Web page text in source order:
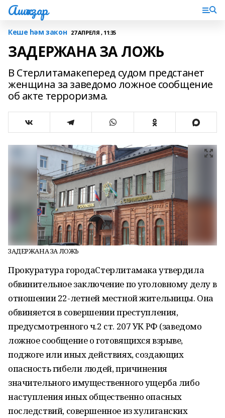
Ашҡаҙар
Кеше һәм закон 27 АПРЕЛЯ , 11:35
ЗАДЕРЖАНА ЗА ЛОЖЬ
В Стерлитамакеперед судом предстанет
женщина за заведомо ложное сообщение
об акте терроризма.
ЗАДЕРЖАНА ЗА ЛОЖЬ
Прокуратура городаСтерлитамака утвердила
обвинительное заключение по уголовному делу в
отношении 22-летней местной жительницы. Она
обвиняется в совершении преступления,
предусмотренного ч.2 ст. 207 УК РФ (заведомо
ложное сообщение о готовящихся взрыве,
поджоге или иных действиях, создающих
опасность гибели людей, причинения
значительного имущественного ущерба либо
наступления иных общественно опасных
последствий, совершенное из хулиганских